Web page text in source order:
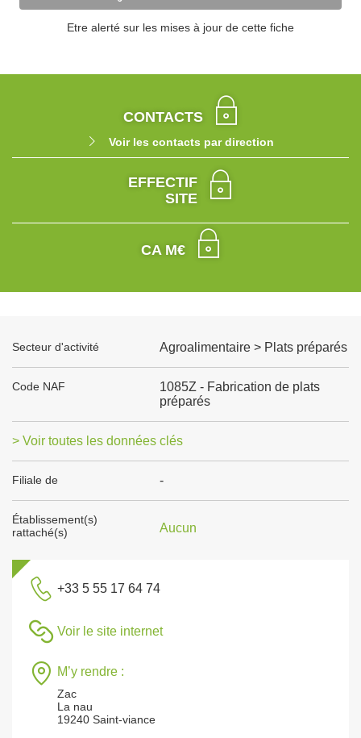
Etre alerté sur les mises à jour de cette fiche
CONTACTS
Voir les contacts par direction
EFFECTIF
SITE
CA M€
Secteur d'activité Agroalimentaire > Plats préparés
Code NAF
1085Z - Fabrication de plats
préparés
> Voir toutes les données clés
Filiale de -
Établissement(s)
rattaché(s)
Aucun
+33 5 55 17 64 74
Voir le site internet
M’y rendre :
Zac
La nau
19240 Saint-viance